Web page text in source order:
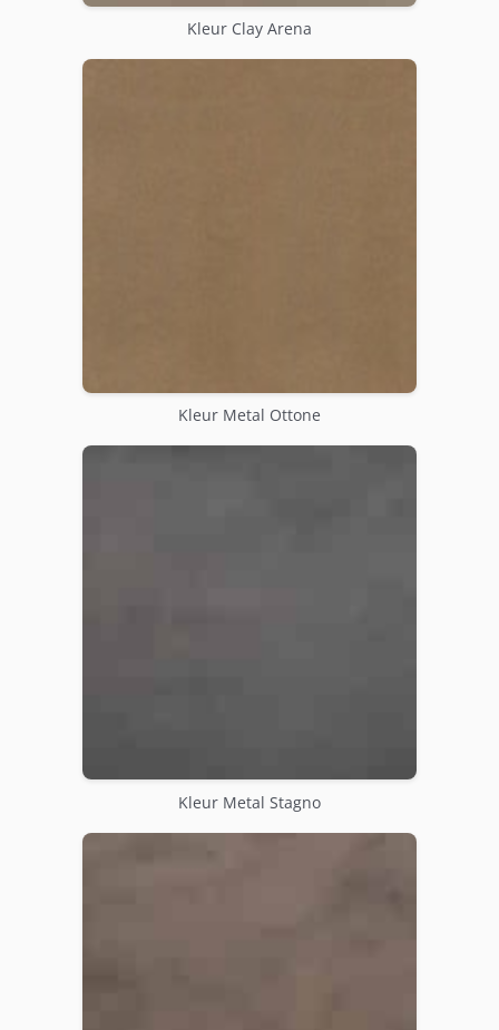
Kleur Clay Arena
Kleur Metal Ottone
Kleur Metal Stagno